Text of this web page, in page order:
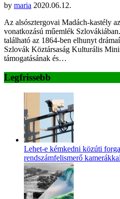
by maria 2020.06.12.
Az alsósztergovai Madách-kastély
vonatkozású műemlék
található az 1864-ben elhunyt
Szlovák Köztársaság Kulturális
támogatásának és…
Legfrissebb
Lehet-e kémkedni közúti
rendszámfelismerő